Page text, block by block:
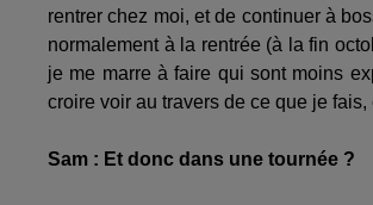
rentrer chez moi, et de continuer à
normalement à la rentrée (à la fin
je me marre à faire qui sont moins
croire voir au travers de ce que je fais,
Sam : Et donc dans une tournée ?